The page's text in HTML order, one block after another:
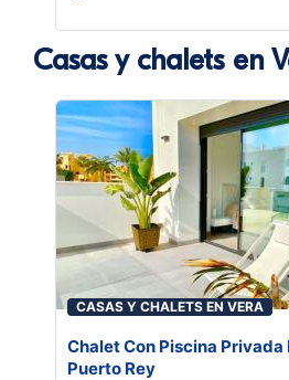
Casas y chalets en
CASAS Y CHALETS EN VERA
Chalet Con Piscina Privada
Puerto Rey